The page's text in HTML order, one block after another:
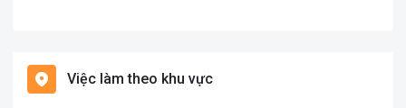
Bất động sản
Việc làm theo khu vực